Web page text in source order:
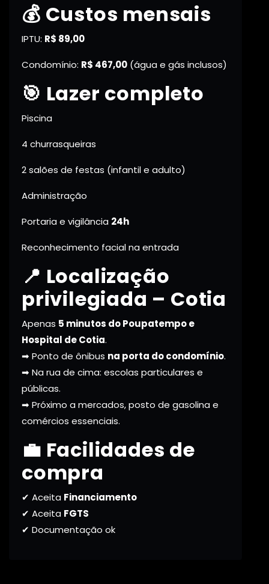
💰 Custos mensais
IPTU: R$ 89,00
Condomínio: R$ 467,00 (água e gás inclusos)
🎯 Lazer completo
Piscina
4 churrasqueiras
2 salões de festas (infantil e adulto)
Administração
Portaria e vigilância 24h
Reconhecimento facial na entrada
📍 Localização
privilegiada – Cotia
Apenas 5 minutos do Poupatempo e
Hospital de Cotia.
➡ Ponto de ônibus na porta do condomínio.
➡ Na rua de cima: escolas particulares e
públicas.
➡ Próximo a mercados, posto de gasolina e
comércios essenciais.
💼 Facilidades de
compra
✔ Aceita Financiamento
✔ Aceita FGTS
✔ Documentação ok